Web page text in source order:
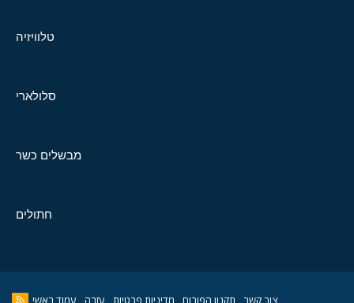
טלוויזיה
סלולארי
מבשלים כשר
חתולים
צור קשר תקנון הפורום מדיניות פרטיות עזרה עמוד ראשי